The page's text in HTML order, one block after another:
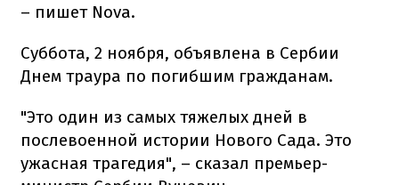
– пишет Nova.
Суббота, 2 ноября, объявлена в Сербии
Днем траура по погибшим гражданам.
"Это один из самых тяжелых дней в
послевоенной истории Нового Сада. Это
ужасная трагедия", – сказал премьер-